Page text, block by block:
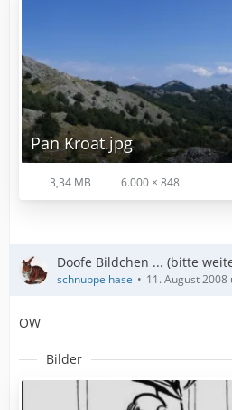
Pan Kroat.jpg
3,34 MB 6.000 × 848
Doofe Bildchen ... (bitte
schnuppelhase 11. August 2008
OW
Bilder